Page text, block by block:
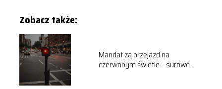
Zobacz także:
Mandat za przejazd na
czerwonym świetle – surowe